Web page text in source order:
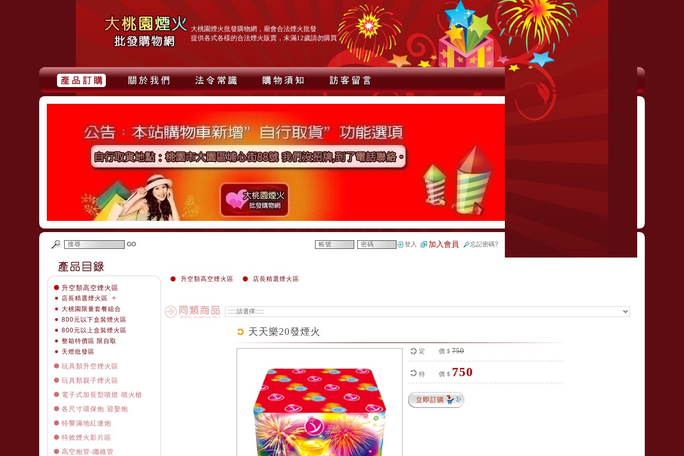
大桃園煙火批發購物網，廟會合法煙火批發
提供各式各樣的合法煙火販賣，未滿12歲請勿購買
GO 登入 加入會員 忘記密碼?
升空類高空煙火區
店長精選煙火區
大桃園限量套餐組合
800元以下盒裝煙火區
800元以上盒裝煙火區
整箱特價區 限自取
天燈批發區
玩具類升空煙火區
玩具類親子煙火區
電子式加長型噴燈 噴火槍
各尺寸環保炮 迎娶炮
特響滿地紅連炮
特效煙火影片區
高空炮管-纖維管
升空類高空煙火區 店長精選煙火區
天天樂20發煙火
定 價＄ 750
特 價＄ 750
立即訂購